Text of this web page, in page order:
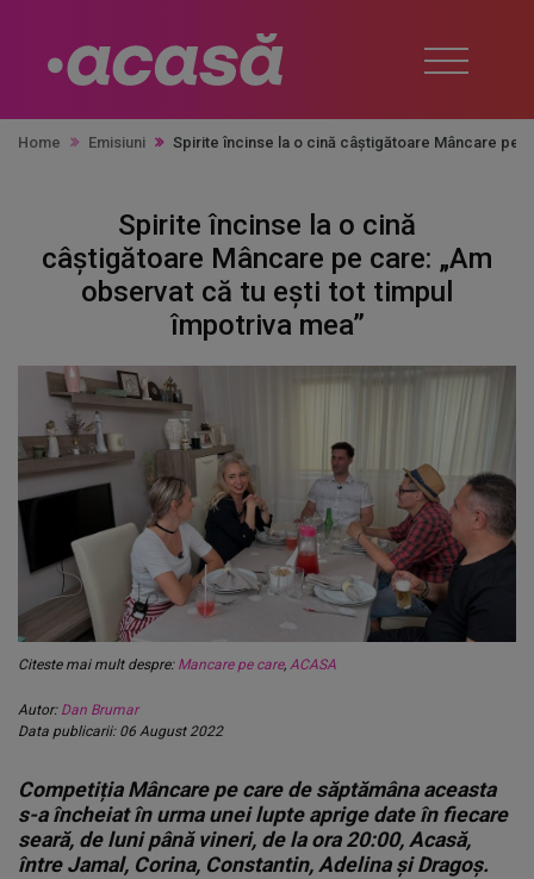
Home Emisiuni Spirite încinse la o cină câștigătoare Mâncare pe
Spirite încinse la o cină
câștigătoare Mâncare pe care: „Am
observat că tu ești tot timpul
împotriva mea”
Citeste mai mult despre: Mancare pe care, ACASA
Autor: Dan Brumar
Data publicarii: 06 August 2022
Competiția Mâncare pe care de săptămâna aceasta
s-a încheiat în urma unei lupte aprige date în fiecare
seară, de luni până vineri, de la ora 20:00, Acasă,
între Jamal, Corina, Constantin, Adelina și Dragoș.